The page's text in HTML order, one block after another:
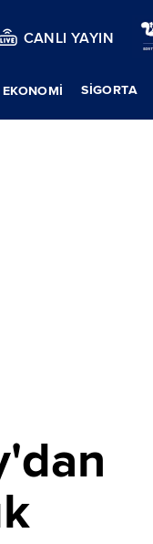
CANLI YAYIN
EKONOMİ SIGORTA